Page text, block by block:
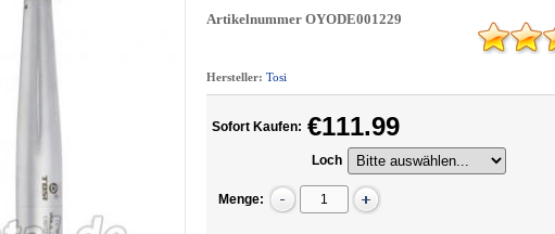
Artikelnummer OYODE001229
Hersteller: Tosi
Sofort Kaufen: €111.99
Loch
Menge: